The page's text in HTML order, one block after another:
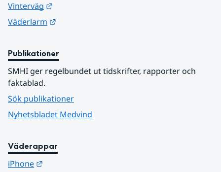
Vinterväg
Väderlarm
Publikationer
SMHI ger regelbundet ut tidskrifter, rapporter och
faktablad.
Sök publikationer
Nyhetsbladet Medvind
Väderappar
iPhone